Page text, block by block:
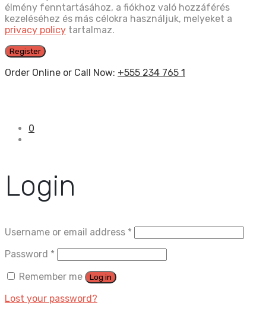
élmény fenntartásához, a fiókhoz való hozzáférés
kezeléséhez és más célokra használjuk, melyeket a
privacy policy tartalmaz.
Register
Order Online or Call Now: +555 234 765 1
0
Login
Username or email address *
Password *
Remember me
Log in
Lost your password?